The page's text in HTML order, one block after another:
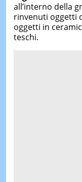
all’interno della
rinvenuti oggetti
oggetti in
teschi.